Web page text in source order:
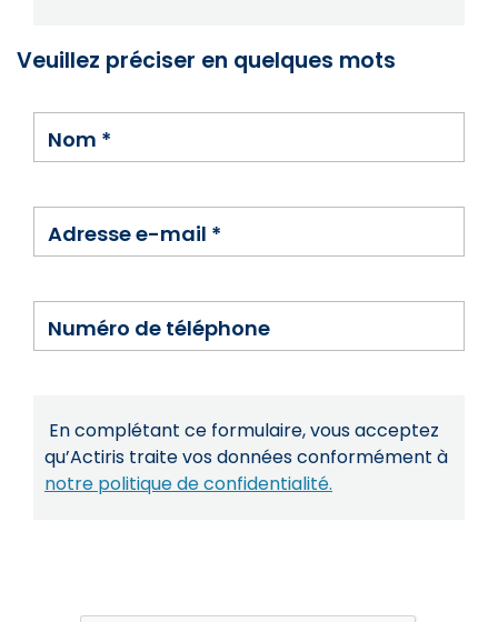
Veuillez préciser en quelques mots
Nom *
Adresse e-mail *
Numéro de téléphone
En complétant ce formulaire, vous acceptez
qu’Actiris traite vos données conformément à
notre politique de confidentialité.